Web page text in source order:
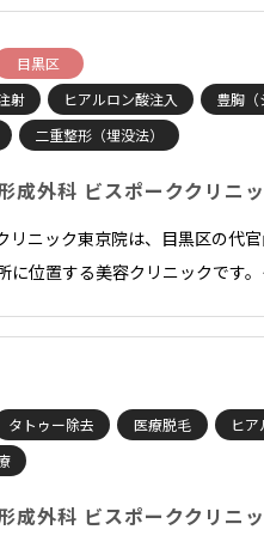
目黒区
射
ヒアルロン酸注入
豊胸（
二重整形（埋没法）
成外科 ビスポーククリニ
リニック東京院は、目黒区の代
に位置する美容クリニックです
タトゥー除去 医療脱毛
ヒア
成外科 ビスポーククリニ